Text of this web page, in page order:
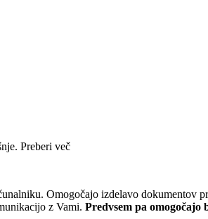
Preberi več
Omogočajo izdelavo dokumentov
z Vami. Predvsem pa